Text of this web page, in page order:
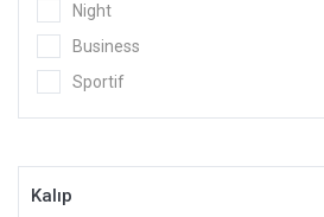
Night
Business
Sportif
Kalıp